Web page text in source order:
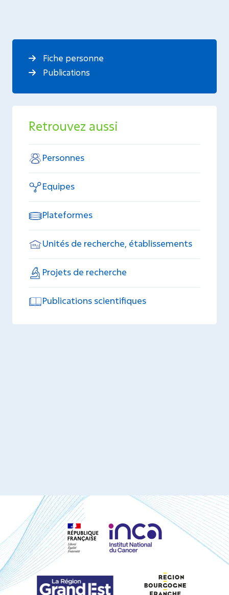
Fiche personne
Publications
Retrouvez aussi
Personnes
Equipes
Plateformes
Unités de recherche, établissements
Projets de recherche
Publications scientifiques